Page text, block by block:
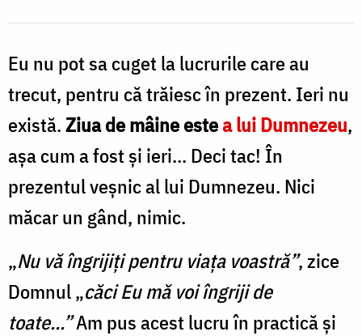
Eu nu pot sa cuget la lucrurile care au
trecut, pentru că trăiesc în prezent. Ieri nu
există.Ziua de mâine estea lui Dumnezeu,
așa cum a fost și ieri... Deci tac! În
prezentul veșnic al lui Dumnezeu. Nici
măcar un gând, nimic.
„Nu vă îngrijiți pentru viața voastră”, zice
Domnul „căci Eu mă voi îngriji de
toate...”Am pus acest lucru în practică și